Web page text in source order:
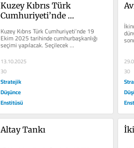
Kuzey Kıbrıs Türk
Cumhuriyeti’nde
Seçimi(19 Ekim 2025)
Kuzey Kıbrıs Türk Cumhuriyeti’nde 19
Ekim 2025 tarihinde cumhurbaşkanlığı
seçimi yapılacak. Seçilecek
Cumhurbaşkanı KKTC'yi 5 yıl...
13.10.2025
30
Stratejik
Düşünce
Enstitüsü
30
Altay Tankı